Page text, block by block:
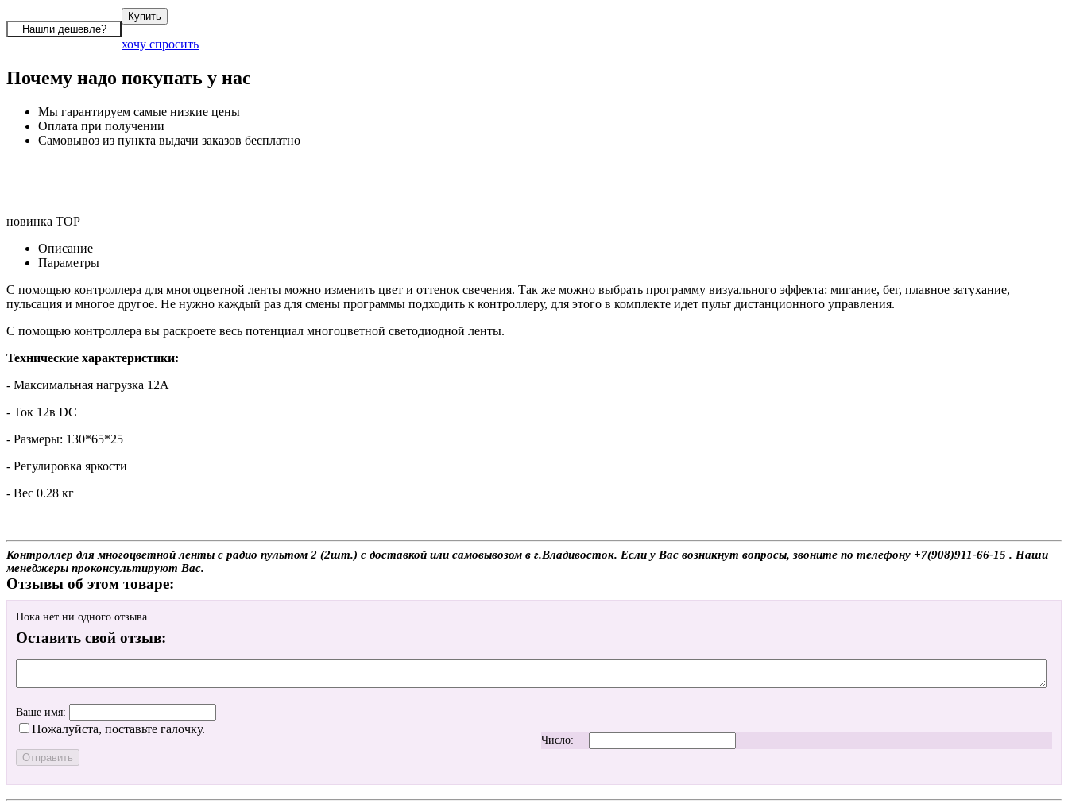
хочу спросить
Почему надо покупать у нас
Мы гарантируем самые низкие цены
Оплата при получении
Самовывоз из пункта выдачи заказов бесплатно
новинка TOP
Описание
Параметры
С помощью контроллера для многоцветной ленты можно изменить цвет и оттенок свечения. Так же можно выбрать программу визуального эффекта: мигание, бег, плавное затухание,
пульсация и многое другое. Не нужно каждый раз для смены программы подходить к контроллеру, для этого в комплекте идет пульт дистанционного управления.
С помощью контроллера вы раскроете весь потенциал многоцветной светодиодной ленты.
Технические характеристики:
- Максимальная нагрузка 12А
- Ток 12в DC
- Размеры: 130*65*25
- Регулировка яркости
- Вес 0.28 кг
Контроллер для многоцветной ленты с радио пультом 2 (2шт.) с доставкой или самовывозом в г.Владивосток. Если у Вас возникнут вопросы, звоните по телефону +7(908)911-66-15 . Наши
менеджеры проконсультируют Вас.
Отзывы об этом товаре:
Пока нет ни одного отзыва
Оставить свой отзыв:
Ваше имя:
Пожалуйста, поставьте галочку.
Число: